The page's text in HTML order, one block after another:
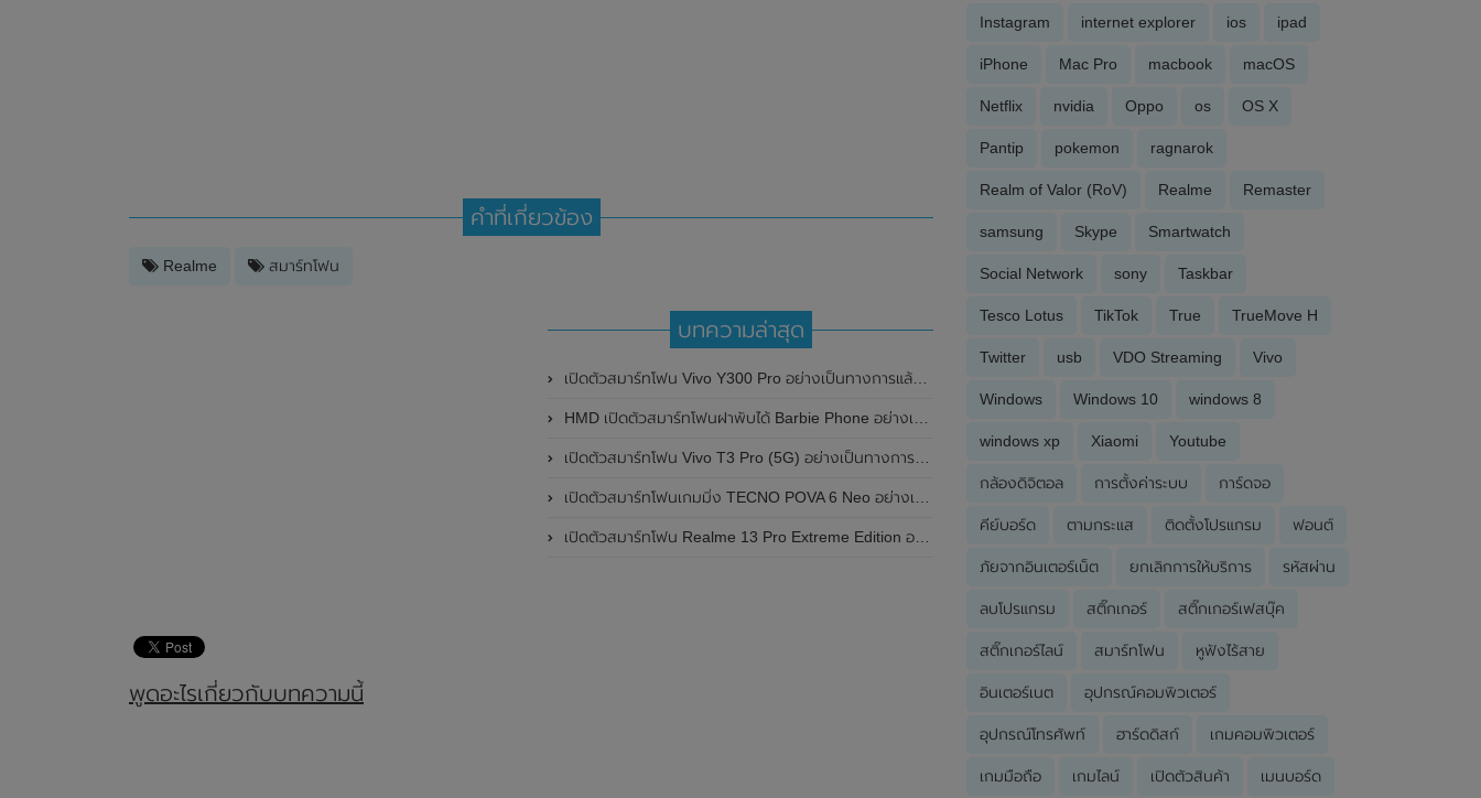
คำที่เกี่ยวข้อง
Realme สมาร์ทโฟน
บทความล่าสุด
เปิดตัวสมาร์ทโฟน Vivo Y300 Pro อย่างเป็นทางการแล้วในประเทศจีน มาพร้อมดีไซน์พรีเมี่ยม ทนทาน และแบตเตอรี่สุดอึดขนาดใหญ่ 6,500mAh พร้อมรองรับการชาร์จไว 80W
HMD เปิดตัวสมาร์ทโฟนฝาพับได้ Barbie Phone อย่างเป็นทางการแล้ว มาพร้อมธีมสีชมพูสดใส
เปิดตัวสมาร์ทโฟน Vivo T3 Pro (5G) อย่างเป็นทางการแล้วในประเทศอินเดีย
เปิดตัวสมาร์ทโฟนเกมมิ่ง TECNO POVA 6 Neo อย่างเป็นทางการแล้วในประเทศไทย ในราคา 8,499 บาท
เปิดตัวสมาร์ทโฟน Realme 13 Pro Extreme Edition อย่างเป็นทางการแล้วในประเทศจีน
พูดอะไรเกี่ยวกับบทความนี้
Instagram internet explorer ios ipad
iPhone Mac Pro macbook macOS
Netflix nvidia Oppo os OS X
Pantip pokemon ragnarok
Realm of Valor (RoV) Realme Remaster
samsung Skype Smartwatch
Social Network sony Taskbar
Tesco Lotus TikTok True TrueMove H
Twitter usb VDO Streaming Vivo
Windows Windows 10 windows 8
windows xp Xiaomi Youtube
กล้องดิจิตอล การตั้งค่าระบบ การ์ดจอ
คีย์บอร์ด ตามกระแส ติดตั้งโปรแกรม ฟอนต์
ภัยจากอินเตอร์เน็ต ยกเลิกการให้บริการ รหัสผ่าน
ลบโปรแกรม สติ๊กเกอร์ สติ๊กเกอร์เฟสบุ๊ค
สติ๊กเกอร์ไลน์ สมาร์ทโฟน หูฟังไร้สาย
อินเตอร์เนต อุปกรณ์คอมพิวเตอร์
อุปกรณ์โทรศัพท์ ฮาร์ดดิสก์ เกมคอมพิวเตอร์
เกมมือถือ เกมไลน์ เปิดตัวสินค้า เมนบอร์ด